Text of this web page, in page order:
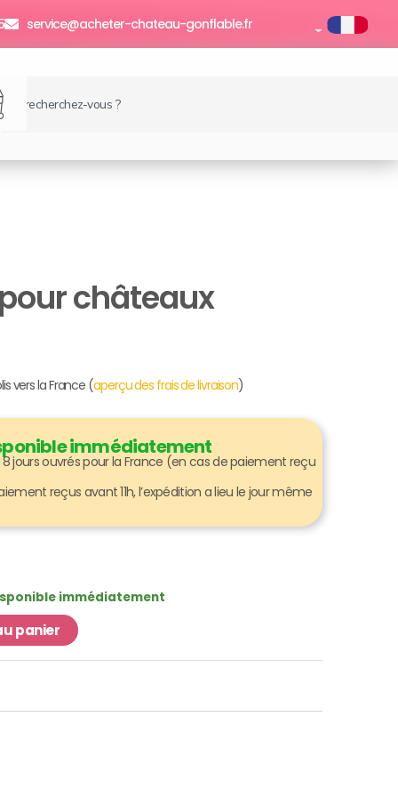
service@acheter-chateau-gonflable.fr
châteaux
vers la France (aperçu des frais de livraison)
immédiatement
jours ouvrés pour la France (en cas de paiement reçu
reçus avant 11h, l’expédition a lieu le jour même
immédiatement
panier